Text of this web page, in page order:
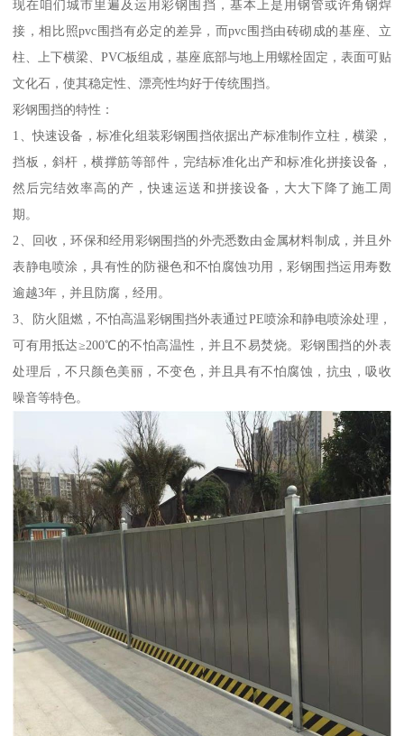
现在咱们城市里遍及运用彩钢围挡，基本上是用钢管或许角钢焊
接，相比照pvc围挡有必定的差异，而pvc围挡由砖砌成的基座、立
柱、上下横梁、PVC板组成，基座底部与地上用螺栓固定，表面可贴
文化石，使其稳定性、漂亮性均好于传统围挡。
彩钢围挡的特性：
1、快速设备，标准化组装彩钢围挡依据出产标准制作立柱，横梁，
挡板，斜杆，横撑筋等部件，完结标准化出产和标准化拼接设备，
然后完结效率高的产，快速运送和拼接设备，大大下降了施工周
期。
2、回收，环保和经用彩钢围挡的外壳悉数由金属材料制成，并且外
表静电喷涂，具有性的防褪色和不怕腐蚀功用，彩钢围挡运用寿数
逾越3年，并且防腐，经用。
3、防火阻燃，不怕高温彩钢围挡外表通过PE喷涂和静电喷涂处理，
可有用抵达≥200℃的不怕高温性，并且不易焚烧。彩钢围挡的外表
处理后，不只颜色美丽，不变色，并且具有不怕腐蚀，抗虫，吸收
噪音等特色。